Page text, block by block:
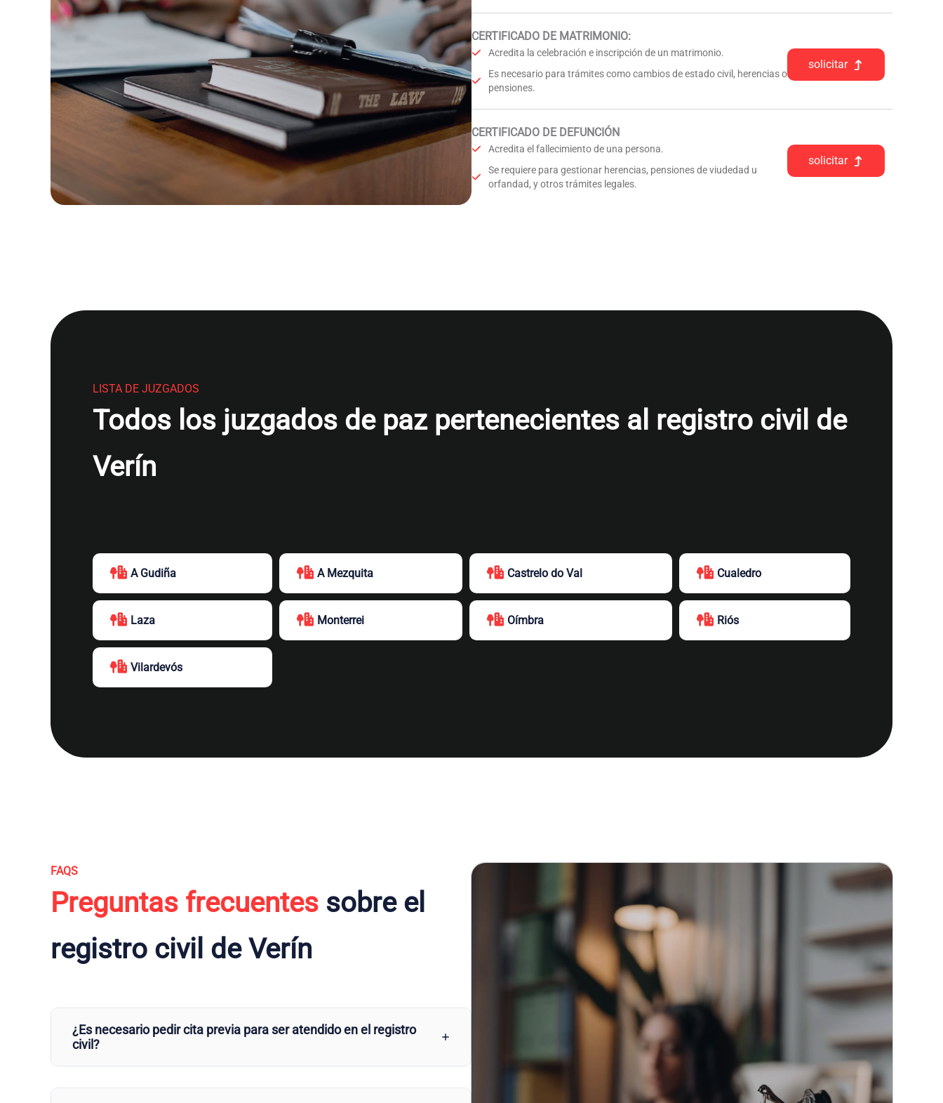
CERTIFICADO DE MATRIMONIO:
Acredita la celebración e inscripción de un matrimonio.
Es necesario para trámites como cambios de estado civil, herencias o
pensiones.
solicitar
CERTIFICADO DE DEFUNCIÓN
Acredita el fallecimiento de una persona.
Se requiere para gestionar herencias, pensiones de viudedad u
orfandad, y otros trámites legales.
solicitar
LISTA DE JUZGADOS
Todos los juzgados de paz pertenecientes al registro civil de
Verín
A Gudiña A Mezquita Castrelo do Val Cualedro
Laza Monterrei Oímbra Riós
Vilardevós
FAQS
Preguntas frecuentes sobre el
registro civil de Verín
¿Es necesario pedir cita previa para ser atendido en el registro
civil?